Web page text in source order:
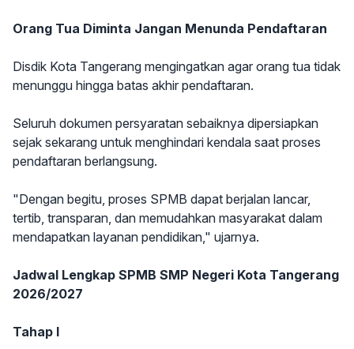
Orang Tua Diminta Jangan Menunda Pendaftaran
Disdik Kota Tangerang mengingatkan agar orang tua tidak
menunggu hingga batas akhir pendaftaran.
Seluruh dokumen persyaratan sebaiknya dipersiapkan
sejak sekarang untuk menghindari kendala saat proses
pendaftaran berlangsung.
"Dengan begitu, proses SPMB dapat berjalan lancar,
tertib, transparan, dan memudahkan masyarakat dalam
mendapatkan layanan pendidikan," ujarnya.
Jadwal Lengkap SPMB SMP Negeri Kota Tangerang
2026/2027
Tahap I